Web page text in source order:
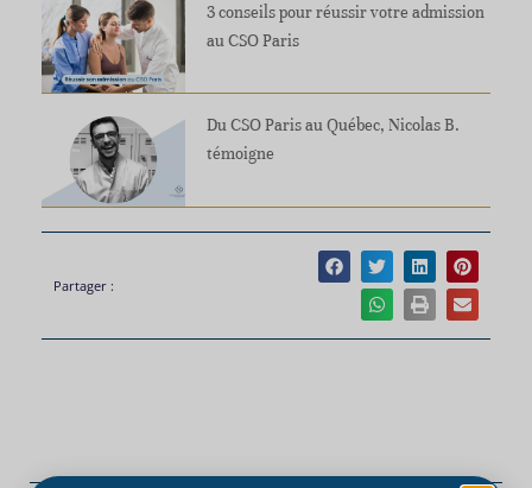
3 conseils pour réussir votre admission
au CSO Paris
Du CSO Paris au Québec, Nicolas B.
témoigne
Partager :